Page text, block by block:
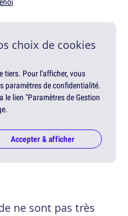
choix de cookies
tiers. Pour l'afficher, vous
paramètres de confidentialité.
lien "Paramètres de Gestion
Accepter & afficher
ne sont pas très